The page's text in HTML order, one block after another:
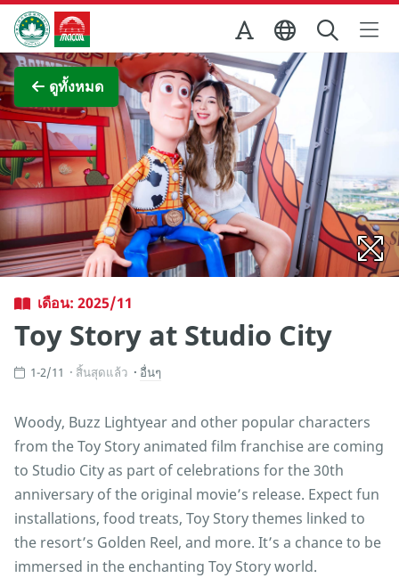
Skip to Main Content
สำนักงานการท่องเที่ยวของรัฐบาลมาเก๊า
ดูทั้งหมด
ภาพขยาย
เดือน: 2025/11
Toy Story at Studio City
1-2/11 สิ้นสุดแล้ว อื่นๆ
Woody, Buzz Lightyear and other popular characters
from the Toy Story animated film franchise are coming
to Studio City as part of celebrations for the 30th
anniversary of the original movie’s release. Expect fun
installations, food treats, Toy Story themes linked to
the resort’s Golden Reel, and more. It’s a chance to be
immersed in the enchanting Toy Story world.